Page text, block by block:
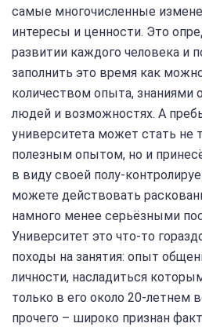
самые многочисленные
интересы и ценности. Это
развитии каждого человека и
заполнить это время как
количеством опыта, знаниями
людей и возможностях. А
университета может стать не
полезным опытом, но и
в виду своей полу-
можете действовать
намного менее серьёзными
Университет это что-то
походы на занятия: опыт
личности, насладиться
только в его около 20-летнем
прочего – широко признан